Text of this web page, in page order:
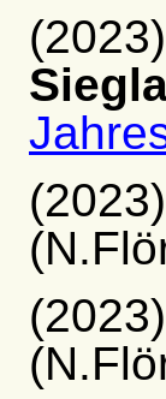
(2023)
(2023)
(2023)